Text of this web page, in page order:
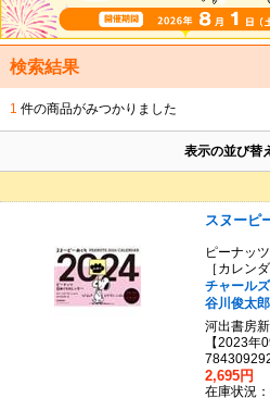
検索結果
1 件の商品がみつかりました
表示の並び替
スヌーピ
ピーナッ
［カレン
チャール
谷川俊太郎
河出書房
【2023
2,695円
在庫状況